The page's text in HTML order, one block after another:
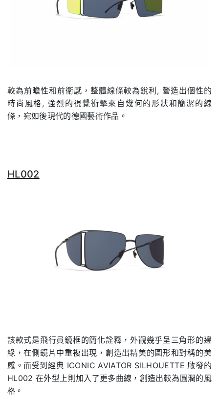
較為前瞻性和前衛感，整體線條較為銳利, 營造出個性的
時尚風格, 強烈的視覺衝擊來自幾何的形狀和簡潔的線
條，宛如後現代的德國藝術作品。
HL002
該款式是飛行員鏡框的簡化詮釋，外觀幾乎呈三角形的邊
緣，在側鏡片中重複出現，創造出精美的圖形和對稱的美
感。而受到經典 ICONIC AVIATOR SILHOUETTE 啟發的
HL002 在外型上則加入了更多曲線，創造出較為圓潤的風
格。